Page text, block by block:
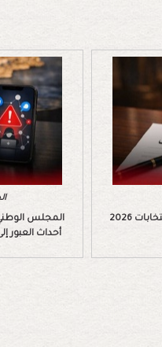
المجلس
أحداث العبور
دعوات إلى تعبئة وطنية شاملة لضمان نزاهة انتخابات 2026